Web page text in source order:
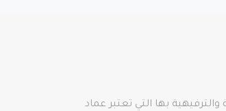
بها التي تعتبر عماد